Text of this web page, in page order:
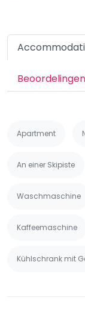
Beoordelingen
Apartment
An einer Skipiste
Waschmaschine
Kaffeemaschine
Kühlschrank mit